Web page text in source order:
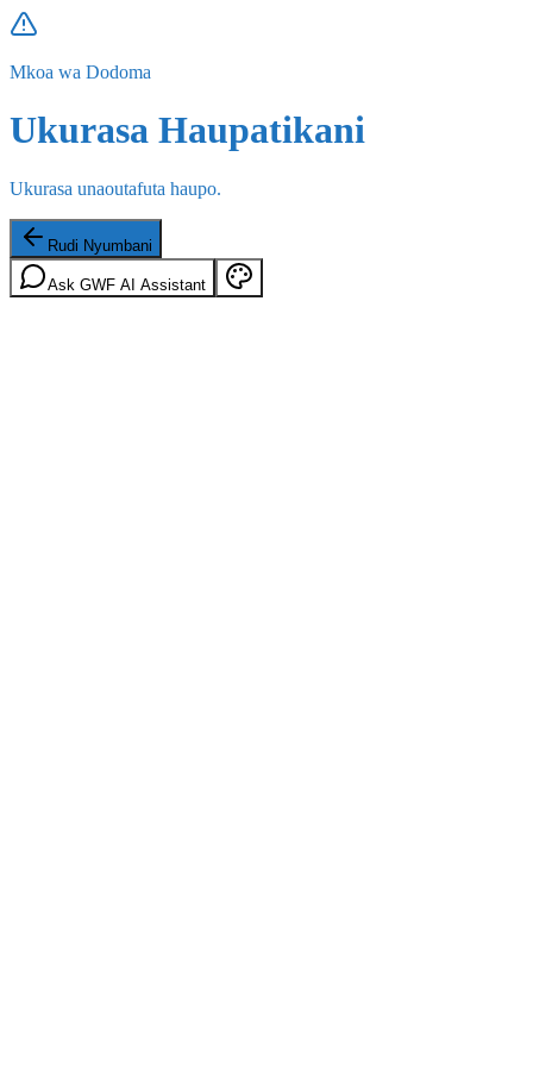
Mkoa wa Dodoma
Ukurasa Haupatikani
Ukurasa unaoutafuta haupo.
Rudi Nyumbani
Ask GWF AI Assistant